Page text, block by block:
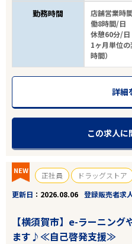
勤務時間
店舗営業時
働8時間/
休憩60分/日
1ヶ月単位
時間）
詳細
この求人に
NEW 正社員
ドラッグストア
更新日
2026.08.06 登録販売者求
【横須賀市】e-ラーニン
ます♪≪自己啓発支援≫